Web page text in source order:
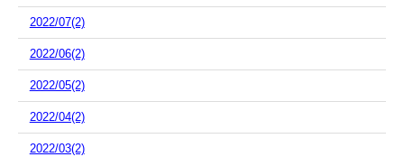
2022/07(2)
2022/06(2)
2022/05(2)
2022/04(2)
2022/03(2)